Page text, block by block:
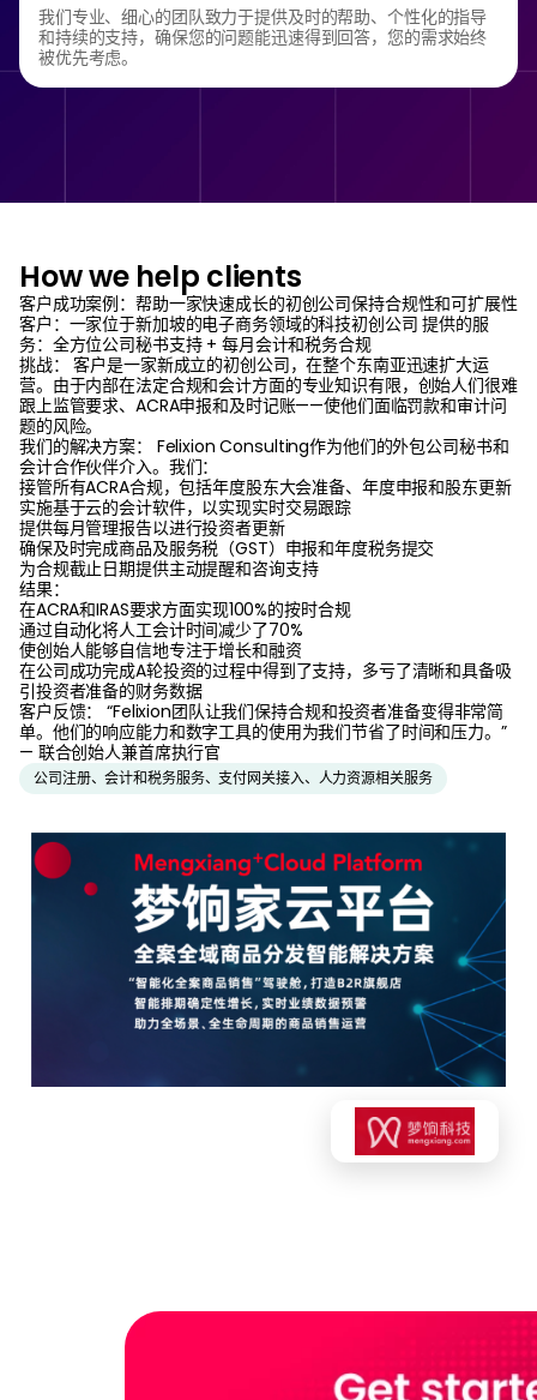
我们专业、细心的团队致力于提供及时的帮助、个性化的指导
和持续的支持，确保您的问题能迅速得到回答，您的需求始终
被优先考虑。
How we help clients
客户成功案例：帮助一家快速成长的初创公司保持合规性和可扩展性
客户：一家位于新加坡的电子商务领域的科技初创公司 提供的服
务：全方位公司秘书支持 + 每月会计和税务合规
挑战： 客户是一家新成立的初创公司，在整个东南亚迅速扩大运
营。由于内部在法定合规和会计方面的专业知识有限，创始人们很难
跟上监管要求、ACRA申报和及时记账——使他们面临罚款和审计问
题的风险。
我们的解决方案： Felixion Consulting作为他们的外包公司秘书和
会计合作伙伴介入。我们：
接管所有ACRA合规，包括年度股东大会准备、年度申报和股东更新
实施基于云的会计软件，以实现实时交易跟踪
提供每月管理报告以进行投资者更新
确保及时完成商品及服务税（GST）申报和年度税务提交
为合规截止日期提供主动提醒和咨询支持
结果：
在ACRA和IRAS要求方面实现100%的按时合规
通过自动化将人工会计时间减少了70%
使创始人能够自信地专注于增长和融资
在公司成功完成A轮投资的过程中得到了支持，多亏了清晰和具备吸
引投资者准备的财务数据
客户反馈： “Felixion团队让我们保持合规和投资者准备变得非常简
单。他们的响应能力和数字工具的使用为我们节省了时间和压力。”
— 联合创始人兼首席执行官
公司注册、会计和税务服务、支付网关接入、人力资源相关服务